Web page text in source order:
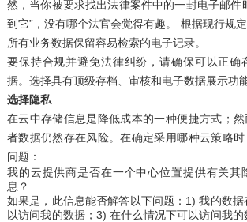
然，当你被要求找出法律案件中的一封电子邮件
到它”，没有哪个法官会觉得有趣。 根据现行规
所有业务数据保留容易检索的电子记录。
要保持合规并避免法律纠纷，请确保可以正确
据。选择具有顶级存档 、审核和电子数据展示功
选择隐私
在云中存储信息是降低成本的一种便捷方式；
者数据仍然存在风险。在确定采用哪种云策略
问题：
我的云提供商是否在一个中心位置提供有关其
息？
如果是，此信息能否解答以下问题：1) 我的数
以访问我的数据；3) 在什么情况下可以访问我